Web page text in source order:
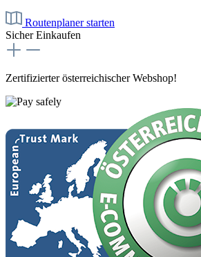
Routenplaner starten
Sicher Einkaufen
Zertifizierter österreichischer Webshop!